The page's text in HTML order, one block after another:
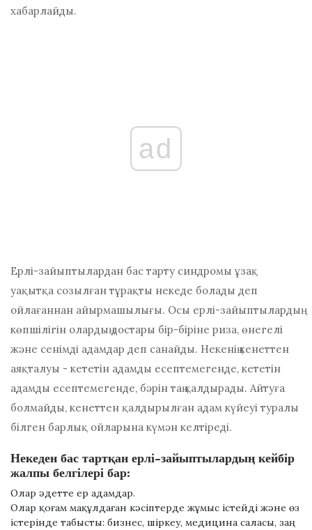
хабарлайды.
ad
Ерлі-зайыптылардан бас тарту синдромы ұзақ
уақытқа созылған тұрақты некеде болады деп
ойлағаннан айырмашылығы. Осы ерлі-зайыптылардың
көпшілігін олардың достары бір-біріне риза, өнегелі
және сенімді адамдар деп санайды. Некенің кенеттен
аяқталуы - кететін адамды есептемегенде, кететін
адамды есептемегенде, бәрін таң қалдырады. Айтуға
болмайды, кенеттен қалдырылған адам күйеуі туралы
білген барлық ойларына күмән келтіреді.
Некеден бас тартқан ерлі-зайыптылардың кейбір
жалпы белгілері бар:
Олар әдетте ер адамдар.
Олар қоғам мақұлдаған кәсіптерде жұмыс істейді және өз
істерінде табысты: бизнес, шіркеу, медицина саласы, заң.